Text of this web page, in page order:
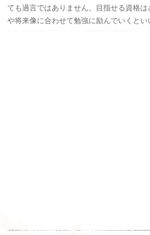
ても過言ではありません。目指せる資格
や将来像に合わせて勉強に励んでいくとい